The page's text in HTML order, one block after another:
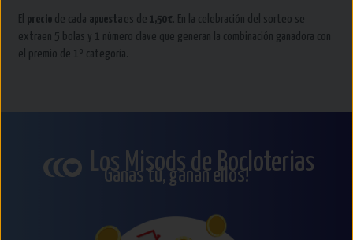
El precio de cada apuesta es de1,50 €. En la celebración del sorteo se
extraen 5 bolas y 1 número clave que generan la combinación ganadora con
el premio de 1º categoría.
Los Misods de Bocloterias
Ganas tú, ganan ellos!